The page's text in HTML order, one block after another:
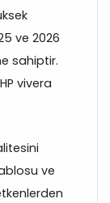
ve 2026
sahiptir.
vivera
ve